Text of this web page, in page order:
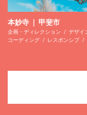
本妙寺 ｜ 甲斐市
企画・ディレクション
デザイ
コーディング
レスポンシブ